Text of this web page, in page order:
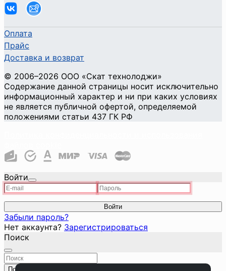
Оплата
Прайс
Доставка и возврат
© 2006–2026 ООО «Скат технолоджи»
Содержание данной страницы носит исключительно
информационный характер и ни при каких условиях
не является публичной офертой, определяемой
положениями статьи 437 ГК РФ
Войти
Войти
Забыли пароль?
Нет аккаунта? Зарегистрироваться
Поиск
Поиск